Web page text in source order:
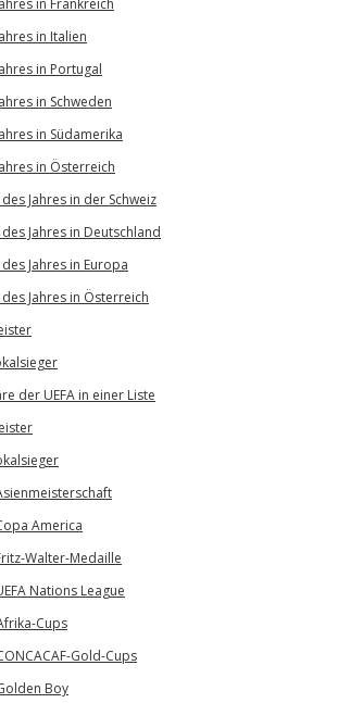
in Frankreich
in Italien
in Portugal
in Schweden
in Südamerika
in Österreich
Jahres in der Schweiz
Jahres in Deutschland
Jahres in Europa
Jahres in Österreich
der UEFA in einer Liste
America
Walter-Medaille
Nations League
Cups
Gold-Cups
Boy